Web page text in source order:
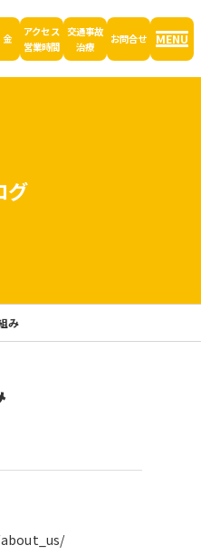
アクセス
営業時間
交通事故
治療
お問合せ MENU
グ
み